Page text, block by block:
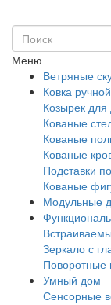
Меню
Ветряные
Ковка
Козырек
Кованые
Кованые
Кованые
Подставки
Кованые
Модульные
Зеркало с
Умный дом
Сенсорные